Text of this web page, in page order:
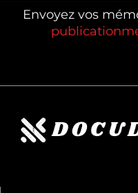
Envoyez vos